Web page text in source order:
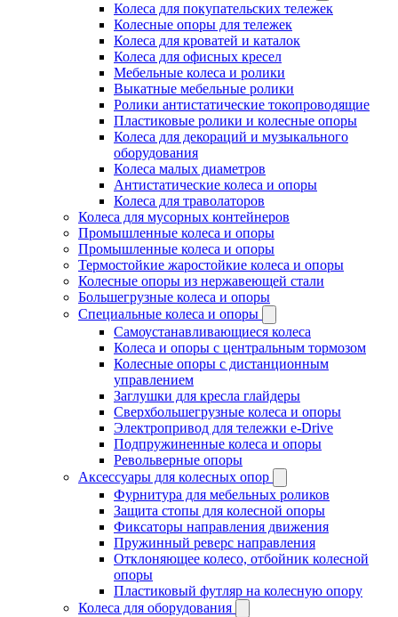
Колеса для покупательских тележек
Колесные опоры для тележек
Колеса для кроватей и каталок
Колеса для офисных кресел
Мебельные колеса и ролики
Выкатные мебельные ролики
Ролики антистатические токопроводящие
Пластиковые ролики и колесные опоры
Колеса для декораций и музыкального
оборудования
Колеса малых диаметров
Антистатические колеса и опоры
Колеса для траволаторов
Колеса для мусорных контейнеров
Промышленные колеса и опоры
Промышленные колеса и опоры
Термостойкие жаростойкие колеса и опоры
Колесные опоры из нержавеющей стали
Большегрузные колеса и опоры
Специальные колеса и опоры
Самоустанавливающиеся колеса
Колеса и опоры с центральным тормозом
Колесные опоры с дистанционным
управлением
Заглушки для кресла глайдеры
Сверхбольшегрузные колеса и опоры
Электропривод для тележки e-Drive
Подпружиненные колеса и опоры
Револьверные опоры
Аксессуары для колесных опор
Фурнитура для мебельных роликов
Защита стопы для колесной опоры
Фиксаторы направления движения
Пружинный реверс направления
Отклоняющее колесо, отбойник колесной
опоры
Пластиковый футляр на колесную опору
Колеса для оборудования